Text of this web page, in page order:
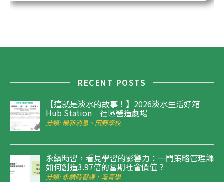
RECENT POSTS
【這就是淡水的故事！】2026淡水生活好箱
Hub Station｜社區營造劇場
分類: 最新消息、田野學校
永續時習，看見學習的影響力：一門策略管理課
如何創造3.97倍的當期社會價值？
分類: 永續時習課、滬青學